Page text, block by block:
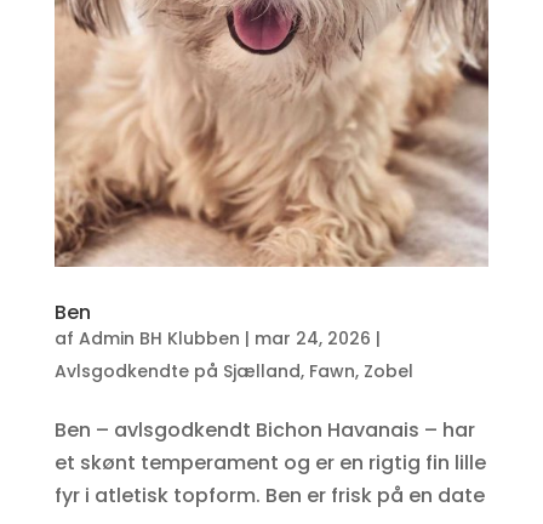
Ben
af Admin BH Klubben | mar 24, 2026 |
Avlsgodkendte på Sjælland, Fawn, Zobel
Ben – avlsgodkendt Bichon Havanais – har
et skønt temperament og er en rigtig fin lille
fyr i atletisk topform. Ben er frisk på en date